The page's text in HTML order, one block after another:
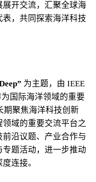
开交流，汇聚全球海
，共同探索海洋科技
为主题，由 IEEE
国际海洋领域的重要
期聚焦海洋科技创新
域的重要交流平台之
沿议题、产业合作与
题活动，进一步推动
连接。